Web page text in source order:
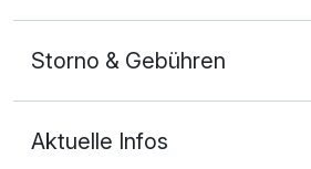
Storno & Gebühren
Aktuelle Infos